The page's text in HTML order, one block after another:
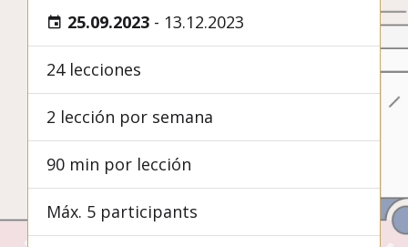
25.09.2023 - 13.12.2023
24 lecciones
2 lección por semana
90 min por lección
Máx. 5 participants